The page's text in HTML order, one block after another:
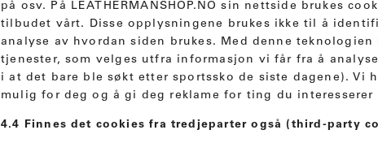
på osv. På LEATHERMANSHOP.NO sin nettside brukes
tilbudet vårt. Disse opplysningene brukes ikke til å
analyse av hvordan siden brukes. Med denne
tjenester, som velges utfra informasjon vi får fra å
i at det bare ble søkt etter sportssko de siste dagene).
mulig for deg og å gi deg reklame for ting du interesserer
4.4 Finnes det cookies fra tredjeparter også (third-party